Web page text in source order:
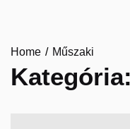
Home Műszaki
Kategória: